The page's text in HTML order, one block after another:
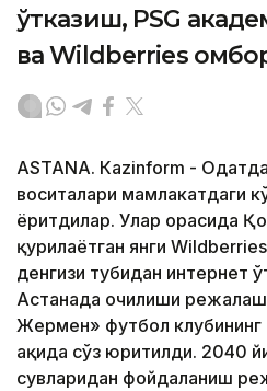
ўтказиш, PSG
ва Wildberries
ASTANА. Кazinform -
воситалари мамлакатдаги
ёритдилар. Улар орасида
қурилаётган янги
денгизи тубидан интернет
Астанада очилиши
Жермен» футбол клубининг
ҳақида сўз юритилди. 2040
сувларидан фойдаланиш